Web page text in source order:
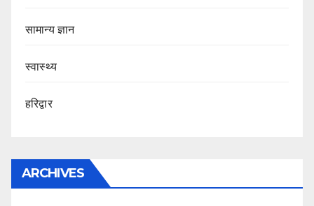
सामान्य ज्ञान
स्वास्थ्य
हरिद्वार
ARCHIVES